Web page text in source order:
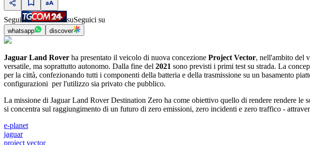
Segui suSeguici su
whatsapp discover
Jaguar Land Rover ha presentato il veicolo di nuova concezione Project Vector, nell'ambito del
versatile, ma soprattutto autonomo. Dalla fine del 2021 sono previsti i primi test su strada. La
per la città, confezionando tutti i componenti della batteria e della trasmissione su un basamento
configurazioni per l'utilizzo sia privato che pubblico.
La missione di Jaguar Land Rover Destination Zero ha come obiettivo quello di rendere rendere le
si concentra sul raggiungimento di un futuro di zero emissioni, zero incidenti e zero traffico -
e-planet
jaguar
project vector